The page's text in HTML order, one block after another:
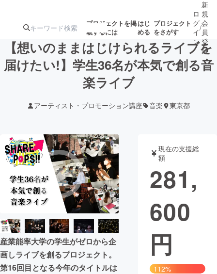
プロジェクトを掲
載するには
はじ
める
プロジェクト
をさがす
注目の新着プロ募集終了が近いプ
テクノロジー・ガジェット
映像・映画 書籍・雑誌
ビジネス・起業 チャレンジ
まちづくり・地域活性化
CAMPFIRE for Social Good
CAMPFIRE Creation
ロ
グ
イ
ン
/
新
規
会
員
登
録
【想いのままはじけられるライブを
届けたい!】学生36名が本気で創る音
楽ライブ
アーティスト・プロモーション講座 音楽 東京都
産業能率大学の学生がゼロから企
画しライブを創るプロジェクト。
第16回目となる今年のタイトルは
現在の支援総
額
281,
600
円
112%